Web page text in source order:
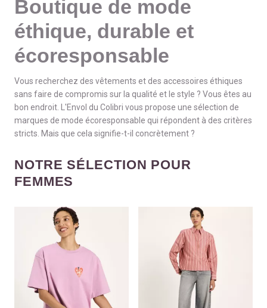
Boutique de mode
éthique, durable et
écoresponsable
Vous recherchez des vêtements et des accessoires éthiques
sans faire de compromis sur la qualité et le style ? Vous êtes au
bon endroit. L'Envol du Colibri vous propose une sélection de
marques de mode écoresponsable qui répondent à des critères
stricts. Mais que cela signifie-t-il concrètement ?
NOTRE SÉLECTION POUR
FEMMES